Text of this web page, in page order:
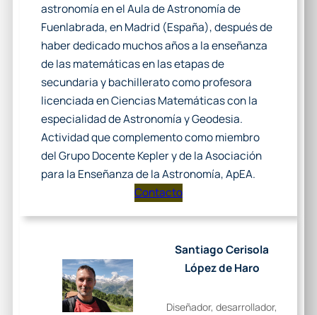
astronomía en el Aula de Astronomía de
Fuenlabrada, en Madrid (España), después de
haber dedicado muchos años a la enseñanza
de las matemáticas en las etapas de
secundaria y bachillerato como profesora
licenciada en Ciencias Matemáticas con la
especialidad de Astronomía y Geodesia.
Actividad que complemento como miembro
del Grupo Docente Kepler y de la Asociación
para la Enseñanza de la Astronomía, ApEA.
Contacto
Santiago Cerisola
López de Haro
Diseñador, desarrollador,